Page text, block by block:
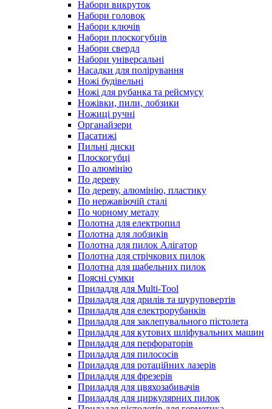
Набори викруток
Набори головок
Набори ключів
Набори плоскогубців
Набори свердл
Набори універсальні
Насадки для полірування
Ножі будівельні
Ножі для рубанка та рейсмусу
Ножівки, пили, лобзики
Ножиці ручні
Органайзери
Пасатижі
Пильні диски
Плоскогубці
По алюмінію
По дереву
По дереву, алюмінію, пластику
По нержавіючій сталі
По чорному металу
Полотна для електропил
Полотна для лобзиків
Полотна для пилок Алігатор
Полотна для стрічкових пилок
Полотна для шабельних пилок
Поясні сумки
Приладдя для Multi-Tool
Приладдя для дрилів та шуруповертів
Приладдя для електрорубанків
Приладдя для заклепувального пістолета
Приладдя для кутових шліфувальних машин
Приладдя для перфораторів
Приладдя для пилососів
Приладдя для ротаційних лазерів
Приладдя для фрезерів
Приладдя для цвяхозабивачів
Приладдя для циркулярних пилок